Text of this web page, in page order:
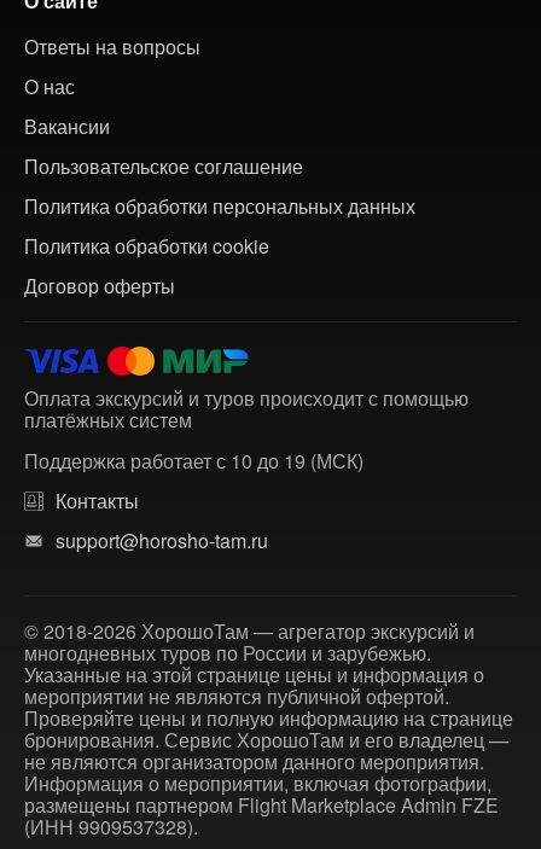
Ответы на вопросы
О нас
Вакансии
Пользовательское соглашение
Политика обработки персональных данных
Политика обработки cookie
Договор оферты
Оплата экскурсий и туров происходит с помощью
платёжных систем
Поддержка работает с 10 до 19 (МСК)
Контакты
support@horosho-tam.ru
© 2018-2026 ХорошоТам — агрегатор экскурсий и
многодневных туров по России и зарубежью.
Указанные на этой странице цены и информация о
мероприятии не являются публичной офертой.
Проверяйте цены и полную информацию на странице
бронирования. Сервис ХорошоТам и его владелец —
не являются организатором данного мероприятия.
Информация о мероприятии, включая фотографии,
размещены партнером Flight Marketplace Admin FZE
(ИНН 9909537328).